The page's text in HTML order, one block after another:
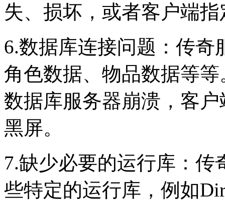
失、损坏，或者客户端
6.数据库连接问题：传
角色数据、物品数据等
数据库服务器崩溃，客
黑屏。
7.缺少必要的运行库：
些特定的运行库，例如